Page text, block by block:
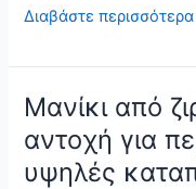
Μανίκι
ζιρκόνιο:
Προστασία
υψηλής
απόδοσης
για
Διαβάστε
Μανίκι από
αντοχή για
υψηλές